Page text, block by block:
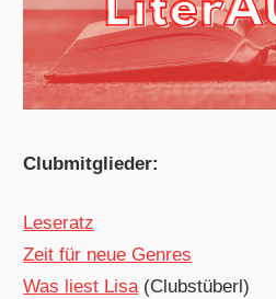
Clubmitglieder:
Leseratz
Zeit für neue Genres
Was liest Lisa(Clubstüberl)